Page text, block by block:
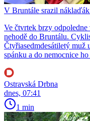
V Bruntále srazil
Ve čtvrtek brzy
nehodě do Bruntálu.
Čtyřiasedmdesátiletý muž
spánku a do nemocnice
Ostravská Drbna
dnes, 07:41
1 min